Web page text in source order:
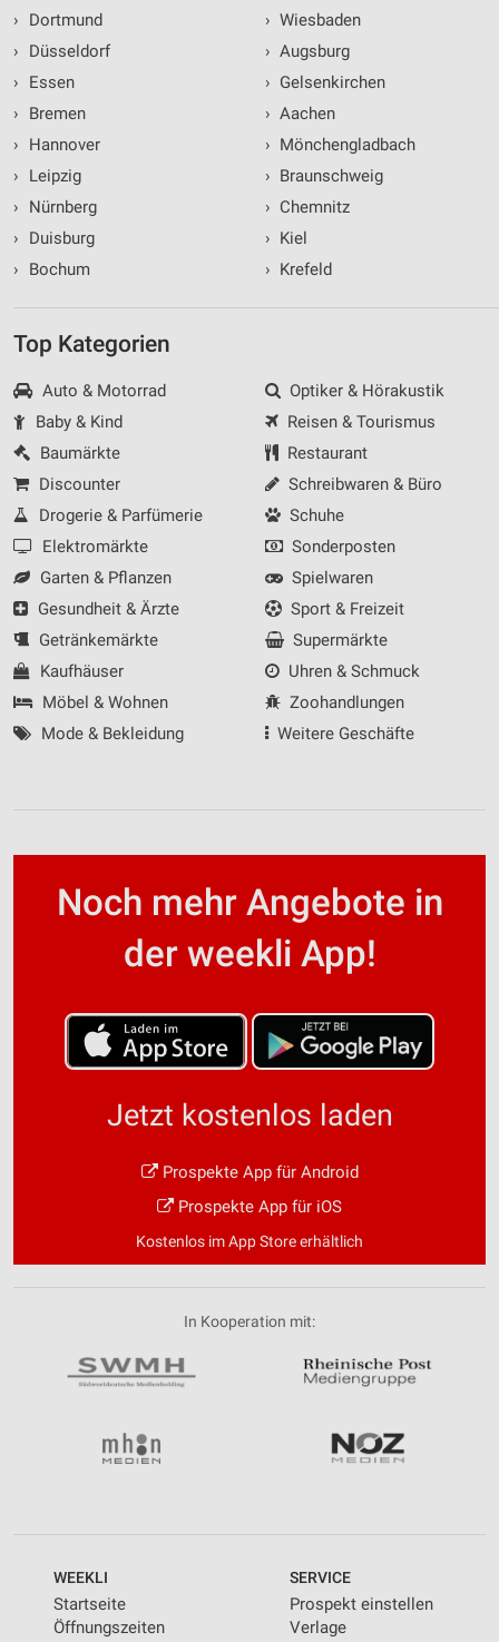
›
Dortmund
›
Düsseldorf
›
Essen
›
Bremen
›
Hannover
›
Leipzig
›
Nürnberg
›
Duisburg
›
Bochum
› Wiesbaden
› Augsburg
› Gelsenkirchen
› Aachen
› Mönchengladbach
› Braunschweig
› Chemnitz
› Kiel
› Krefeld
Top Kategorien
Auto & Motorrad
Baby & Kind
Baumärkte
Discounter
Drogerie & Parfümerie
Elektromärkte
Garten & Pflanzen
Gesundheit & Ärzte
Getränkemärkte
Kaufhäuser
Möbel & Wohnen
Mode & Bekleidung
Optiker & Hörakustik
Reisen & Tourismus
Restaurant
Schreibwaren & Büro
Schuhe
Sonderposten
Spielwaren
Sport & Freizeit
Supermärkte
Uhren & Schmuck
Zoohandlungen
Weitere Geschäfte
Noch mehr Angebote in
der weekli App!
Jetzt kostenlos laden
Prospekte App für Android
Prospekte App für iOS
Kostenlos im App Store erhältlich
In Kooperation mit:
WEEKLI
Startseite
Öffnungszeiten
SERVICE
Prospekt einstellen
Verlage